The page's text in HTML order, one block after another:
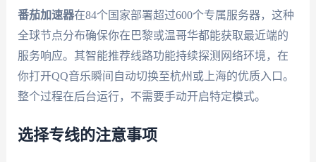
番茄加速器在84个国家部署超过600个专属服务器，这种
全球节点分布确保你在巴黎或温哥华都能获取最近端的
服务响应。其智能推荐线路功能持续探测网络环境，在
你打开QQ音乐瞬间自动切换至杭州或上海的优质入口。
整个过程在后台运行，不需要手动开启特定模式。
选择专线的注意事项